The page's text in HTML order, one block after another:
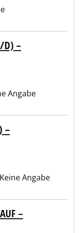
D) –
Angabe
–
Keine Angabe
–